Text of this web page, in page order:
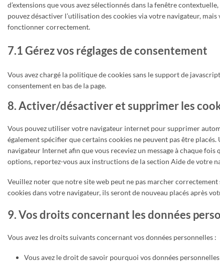
d’extensions que vous avez sélectionnés dans la fenêtre
pouvez désactiver l’utilisation des cookies via votre navigateur,
fonctionner correctement.
7.1 Gérez vos réglages de consentement
Vous avez chargé la politique de cookies sans le support de
consentement en bas de la page.
8. Activer/désactiver et supprimer les
Vous pouvez utiliser votre navigateur internet pour supprimer
également spécifier que certains cookies ne peuvent pas être
navigateur Internet afin que vous receviez un message à chaque
options, reportez-vous aux instructions de la section Aide de votre
Veuillez noter que notre site web peut ne pas marcher correctement
cookies dans votre navigateur, ils seront de nouveau placés après
9. Vos droits concernant les données
Vous avez les droits suivants concernant vos données personnelles :
Vous avez le droit de savoir pourquoi vos données